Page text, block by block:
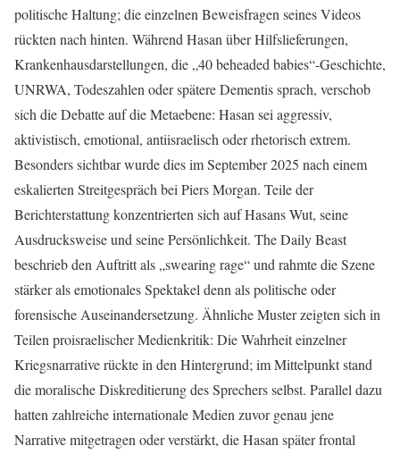
politische Haltung; die einzelnen Beweisfragen seines Videos
rückten nach hinten. Während Hasan über Hilfslieferungen,
Krankenhausdarstellungen, die „40 beheaded babies“-Geschichte,
UNRWA, Todeszahlen oder spätere Dementis sprach, verschob
sich die Debatte auf die Metaebene: Hasan sei aggressiv,
aktivistisch, emotional, antiisraelisch oder rhetorisch extrem.
Besonders sichtbar wurde dies im September 2025 nach einem
eskalierten Streitgespräch bei Piers Morgan. Teile der
Berichterstattung konzentrierten sich auf Hasans Wut, seine
Ausdrucksweise und seine Persönlichkeit. The Daily Beast
beschrieb den Auftritt als „swearing rage“ und rahmte die Szene
stärker als emotionales Spektakel denn als politische oder
forensische Auseinandersetzung. Ähnliche Muster zeigten sich in
Teilen proisraelischer Medienkritik: Die Wahrheit einzelner
Kriegsnarrative rückte in den Hintergrund; im Mittelpunkt stand
die moralische Diskreditierung des Sprechers selbst. Parallel dazu
hatten zahlreiche internationale Medien zuvor genau jene
Narrative mitgetragen oder verstärkt, die Hasan später frontal